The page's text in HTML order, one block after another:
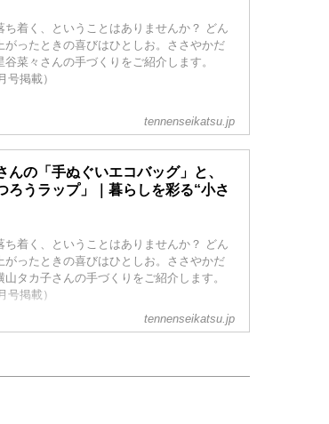
着く、ということはありませんか？ どん
がったときの喜びはひとしお。ささやかだ
菜々さんの手づくりをご紹介します。
号掲載）
tennenseikatsu.jp
んの「手ぬぐいエコバッグ」と、
ろうラップ」｜暮らしを彩る“小さ
着く、ということはありませんか？ どん
がったときの喜びはひとしお。ささやかだ
タカ子さんの手づくりをご紹介します。
号掲載）
tennenseikatsu.jp